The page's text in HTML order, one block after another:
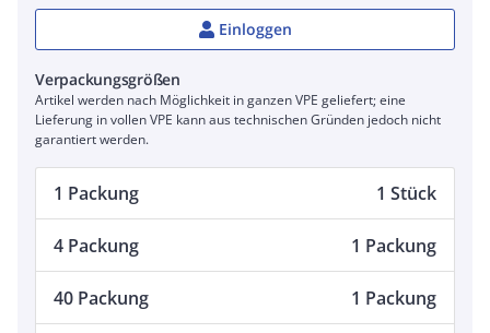
Einloggen
Verpackungsgrößen
Artikel werden nach Möglichkeit in ganzen VPE geliefert; eine
Lieferung in vollen VPE kann aus technischen Gründen jedoch nicht
garantiert werden.
1 Packung 1 Stück
4 Packung 1 Packung
40 Packung 1 Packung